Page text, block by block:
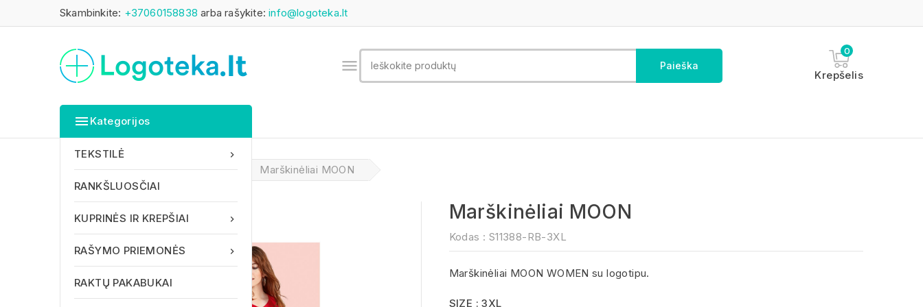
Skambinkite: +37060158838 arba rašykite:info@logoteka.lt
 Paieška
0
Krepšelis
 Kategorijos

TEKSTILĖ
RANKŠLUOSČIAI

KUPRINĖS IR KREPŠIAI

RAŠYMO PRIEMONĖS
RAKTŲ PAKABUKAI
Pagrindinis TEKSTILĖ Marškinėliai MOON
Marškinėliai MOON
Kodas : S11388-RB-3XL
Marškinėliai MOON WOMEN su logotipu.
SIZE : 3XL